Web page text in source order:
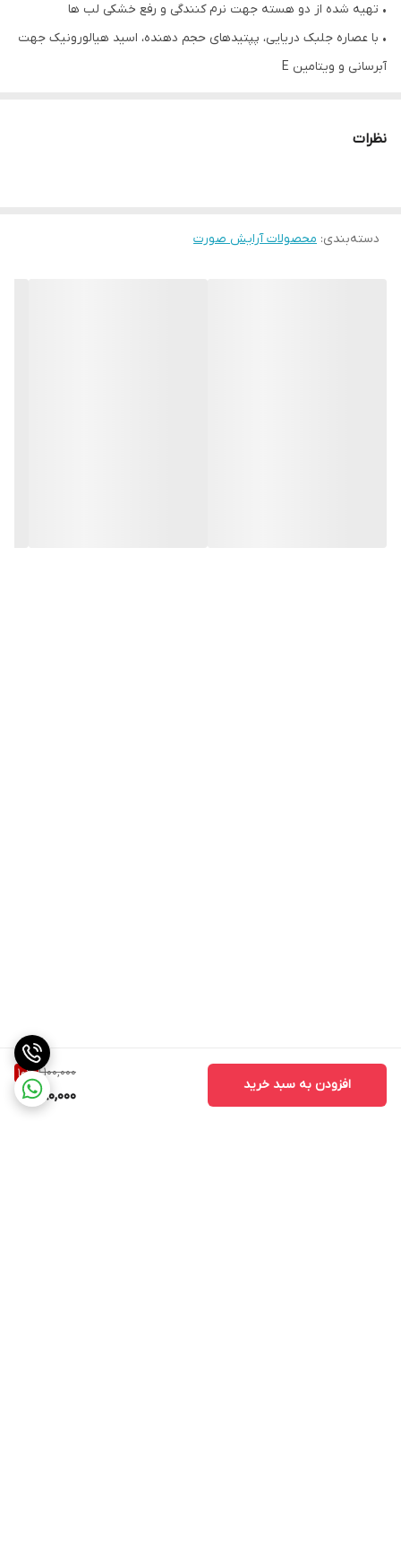
1,100,000
10%
980,000
افزودن به سبد خرید
• تهیه شده از دو هسته جهت نرم کنندگی و رفع خشکی لب ها
• با عصاره جلبک دریایی، پپتیدهای حجم دهنده، اسید هیالورونیک جهت
آبرسانی و ویتامین E
• افزایش حجم لب
• دارای رنگ ملایم
نظرات
دسته‌بندی: محصولات آرایش صورت